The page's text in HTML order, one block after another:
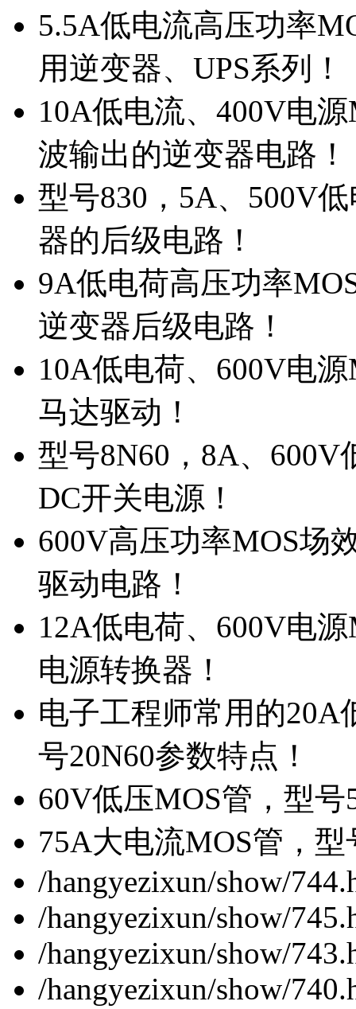
5.5A低电流高压功率
用逆变器、UPS系列！
10A低电流、400V电
波输出的逆变器电路！
型号830，5A、500V
器的后级电路！
9A低电荷高压功率
逆变器后级电路！
10A低电荷、600V电
马达驱动！
型号8N60，8A、
DC开关电源！
600V高压功率MOS场
驱动电路！
12A低电荷、600V电
电源转换器！
电子工程师常用的20A
号20N60参数特点！
60V低压MOS管，型
75A大电流MOS管，
/hangyezixun/show/
/hangyezixun/show/
/hangyezixun/show/
/hangyezixun/show/